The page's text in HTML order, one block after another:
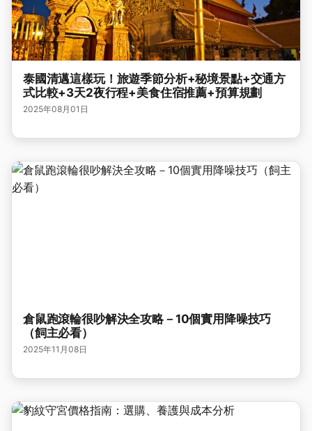
泰國清邁這樣玩！旅遊季節分析+秘境景點+交通方
式比較+3天2夜行程+美食住宿推薦+預算規劃
2025年08月01日
倉鼠跑滾輪很吵解決全攻略－10個實用降噪技巧
（飼主必看）
2025年11月08日